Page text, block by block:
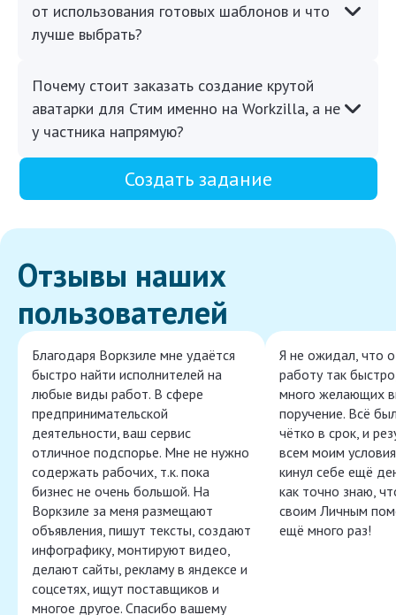
от использования готовых шаблонов и что
лучше выбрать?
Почему стоит заказать создание крутой
аватарки для Стим именно на Workzilla, а не
у частника напрямую?
Создать задание
Отзывы наших
пользователей
Благодаря Воркзиле мне удаётся
быстро найти исполнителей на
любые виды работ. В сфере
предпринимательской
деятельности, ваш сервис
отличное подспорье. Мне не нужно
содержать рабочих, т.к. пока
бизнес не очень большой. На
Воркзиле за меня размещают
объявления, пишут тексты, создают
инфографику, монтируют видео,
делают сайты, рекламу в яндексе и
соцсетях, ищут поставщиков и
многое другое. Спасибо вашему
Я не ожидал, что
работу так
много желающих
поручение. Всё
чётко в срок, и
всем моим
кинул себе ещё
как точно знаю,
своим Личным
ещё много раз!